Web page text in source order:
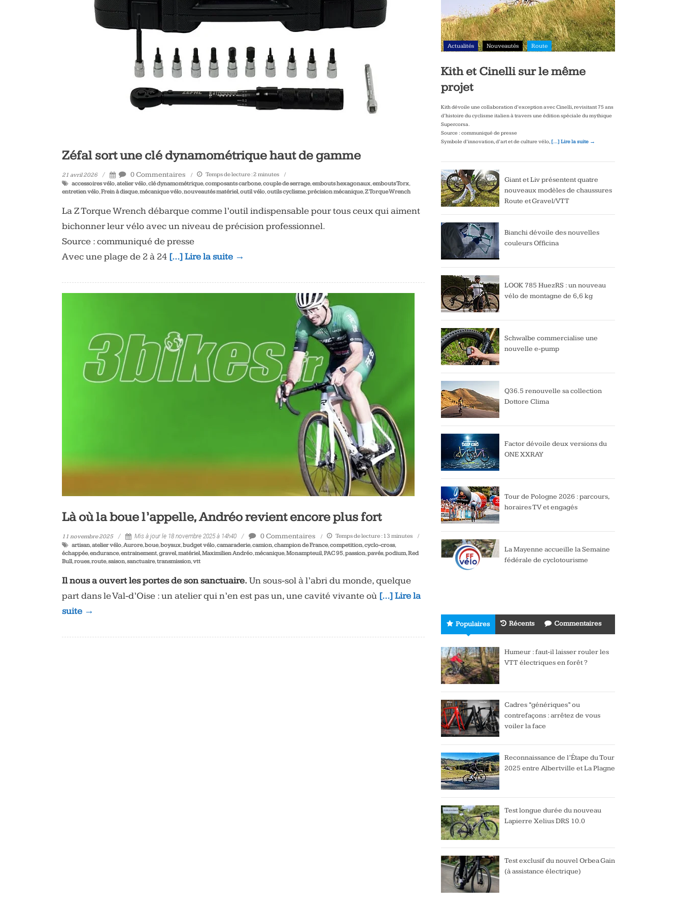
Zéfal sort une clé dynamométrique haut de gamme
21 avril 2026 0 Commentaires Temps de lecture :2 minutes
accessoires vélo,atelier vélo,clé dynamométrique,composants carbone,couple de serrage,embouts hexagonaux,embouts Torx,
entretien vélo,Frein à disque,mécanique vélo,nouveautés matériel,outil vélo,outils cyclisme,précision mécanique,Z Torque Wrench
La Z Torque Wrench débarque comme l’outil indispensable pour tous ceux qui aiment
bichonner leur vélo avec un niveau de précision professionnel.
Source : communiqué de presse
Avec une plage de 2 à 24 […] Lire la suite →
Là où la boue l’appelle, Andréo revient encore plus fort
11 novembre 2025 Mis à jour le 18 novembre 2025 à 14h40 0 Commentaires Temps de lecture : 13 minutes
artisan,atelier vélo,Aurore,boue,boyaux,budget vélo,camaraderie,camion,champion de France,competition,cyclo-cross,
échappée,endurance,entrainement,gravel,matériel,Maximilien Andréo,mécanique,Monampteuil,PAC 95,passion,pavés,podium,Red
Bull,roues,route,saison,sanctuaire,transmission,vtt
Il nous a ouvert les portes de son sanctuaire. Un sous-sol à l’abri du monde, quelque
part dans le Val-d’Oise : un atelier qui n’en est pas un, une cavité vivante où […] Lire la
suite →
Actualités Nouveautés Route
Kith et Cinelli sur le même
projet
Kith dévoile une collaboration d’exception avec Cinelli, revisitant 75 ans
d’histoire du cyclisme italien à travers une édition spéciale du mythique
Supercorsa.
Source : communiqué de presse
Symbole d’innovation, d’art et de culture vélo, […] Lire la suite →
Giant et Liv présentent quatre
nouveaux modèles de chaussures
Route et Gravel/VTT
Bianchi dévoile des nouvelles
couleurs Officina
LOOK 785 HuezRS : un nouveau
vélo de montagne de 6,6 kg
Schwalbe commercialise une
nouvelle e-pump
Q36.5 renouvelle sa collection
Dottore Clima
Factor dévoile deux versions du
ONE XXRAY
Tour de Pologne 2026 : parcours,
horaires TV et engagés
La Mayenne accueille la Semaine
fédérale de cyclotourisme
Populaires Récents Commentaires
Humeur : faut-il laisser rouler les
VTT électriques en forêt ?
Cadres “génériques” ou
contrefaçons : arrêtez de vous
voiler la face
Reconnaissance de l’Étape du Tour
2025 entre Albertville et La Plagne
Test longue durée du nouveau
Lapierre Xelius DRS 10.0
Test exclusif du nouvel Orbea Gain
(à assistance électrique)